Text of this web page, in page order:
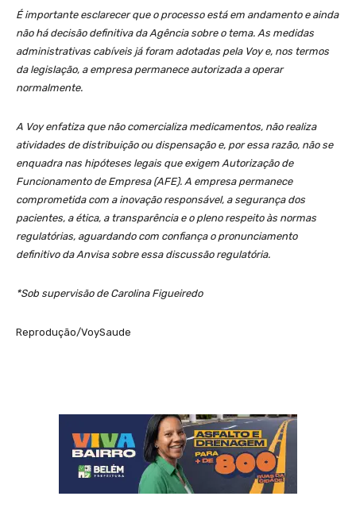
É importante esclarecer que o processo está em andamento e ainda
não há decisão definitiva da Agência sobre o tema. As medidas
administrativas cabíveis já foram adotadas pela Voy e, nos termos
da legislação, a empresa permanece autorizada a operar
normalmente.
A Voy enfatiza que não comercializa medicamentos, não realiza
atividades de distribuição ou dispensação e, por essa razão, não se
enquadra nas hipóteses legais que exigem Autorização de
Funcionamento de Empresa (AFE). A empresa permanece
comprometida com a inovação responsável, a segurança dos
pacientes, a ética, a transparência e o pleno respeito às normas
regulatórias, aguardando com confiança o pronunciamento
definitivo da Anvisa sobre essa discussão regulatória.
*Sob supervisão de Carolina Figueiredo
Reprodução/VoySaude